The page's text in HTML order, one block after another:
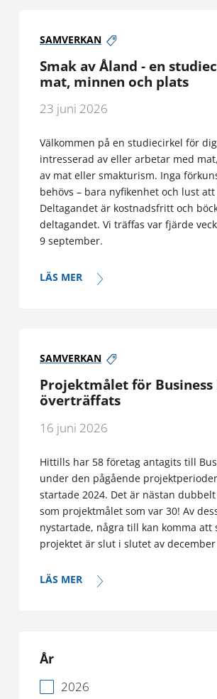
SAMVERKAN
Smak av Åland - en
mat, minnen och plats
23 juni 2026
Välkommen på en studiecirkel för
intresserad av eller arbetar med
av mat eller smakturism. Inga
behövs – bara nyfikenhet och lust
Deltagandet är kostnadsfritt och
deltagandet. Vi träffas var fjärde
9 september.
LÄS MER
SAMVERKAN
Projektmålet för Business
överträffats
16 juni 2026
Hittills har 58 företag antagits till
under den pågående
startade 2024. Det är nästan dubbelt
som projektmålet som var 30! Av
nystartade, några till kan komma att
projektet är slut i slutet av december
LÄS MER
År
2026